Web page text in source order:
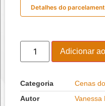
Detalhes do
Adicionar
Categoria
Cenas
Autor
Vanessa